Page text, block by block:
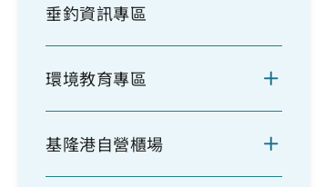
垂釣資訊專區
環境教育專區
基隆港自營櫃場